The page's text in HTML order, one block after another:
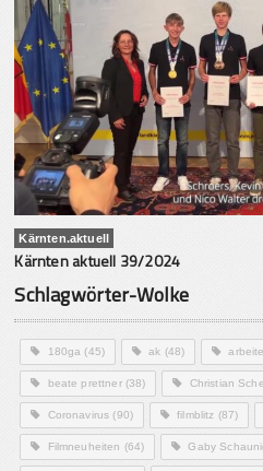
Kärnten.aktuell
Kärnten aktuell 39/2024
Schlagwörter-Wolke
180ga (45) ak (48)
beate prettner(38) Christian
Coronavirus (90) filmblitz (87)
Filmneuheiten (64) Gaby